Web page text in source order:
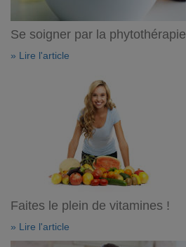
Se soigner par la phytothérapie
» Lire l'article
Faites le plein de vitamines !
» Lire l'article